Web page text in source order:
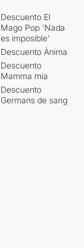
Descuento El
Mago Pop 'Nada
es imposible'
Descuento Ànima
Descuento
Mamma mia
Descuento
Germans de sang